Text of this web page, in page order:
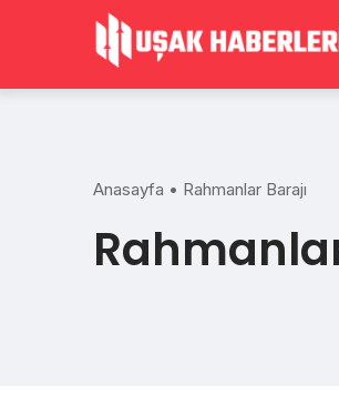
Anasayfa • Rahmanlar Barajı